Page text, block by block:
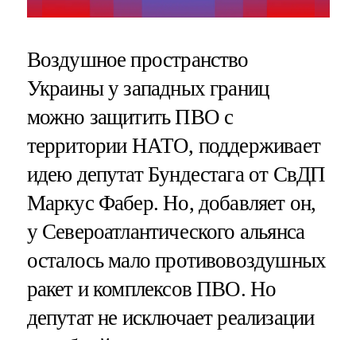
Воздушное пространство
Украины у западных границ
можно защитить ПВО с
территории НАТО, поддерживает
идею депутат Бундестага от СвДП
Маркус Фабер. Но, добавляет он,
у Североатлантического альянса
осталось мало противовоздушных
ракет и комплексов ПВО. Но
депутат не исключает реализации